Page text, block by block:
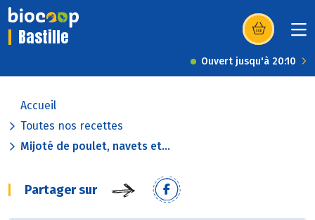
Bastille (s’ouvre dans
Ouvert jusqu'à 20:10
Accueil
Toutes nos recettes
Mijoté de poulet, navets et...
Partager sur